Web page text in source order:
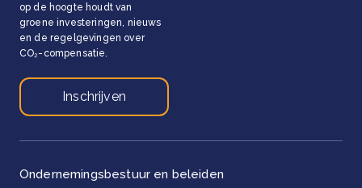
op de hoogte houdt van
groene investeringen, nieuws
en de regelgevingen over
CO₂-compensatie.
Inschrijven
Ondernemingsbestuur en beleiden